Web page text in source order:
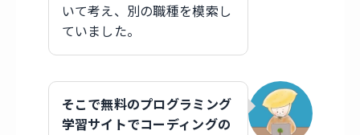
いて考え、別の職種を模索し
ていました。
そこで無料のプログラミング
学習サイトでコーディングの